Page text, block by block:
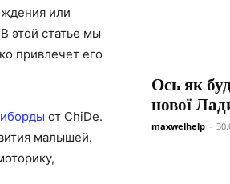
или
этой статье мы
привлечет его
от ChiDe.
малышей.
Ось як
нової
maxwelhelp -